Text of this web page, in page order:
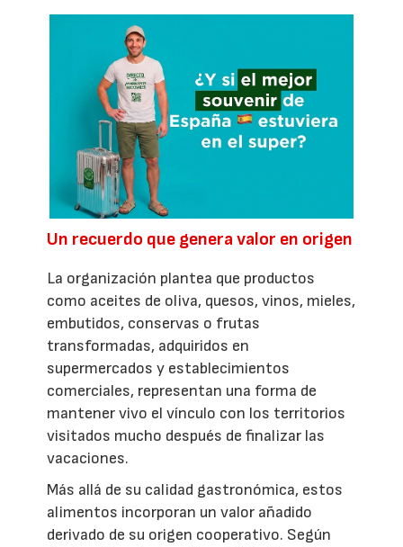
Un recuerdo que genera valor en origen
La organización plantea que productos
como aceites de oliva, quesos, vinos, mieles,
embutidos, conservas o frutas
transformadas, adquiridos en
supermercados y establecimientos
comerciales, representan una forma de
mantener vivo el vínculo con los territorios
visitados mucho después de finalizar las
vacaciones.
Más allá de su calidad gastronómica, estos
alimentos incorporan un valor añadido
derivado de su origen cooperativo. Según